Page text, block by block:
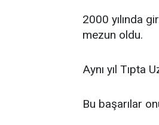
2000 yılında
mezun oldu.
Aynı yıl Tıpta
Bu başarılar